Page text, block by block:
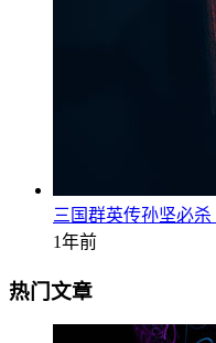
三国群英传孙坚必杀
1年前
热门文章